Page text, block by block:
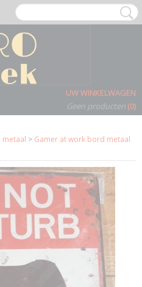
UW WINKELWAGEN
Geen producten (0)
metaal > Gamer at work bord metaal